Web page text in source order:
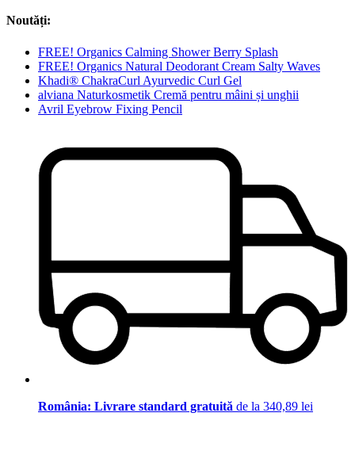
Noutăți:
FREE! Organics Calming Shower Berry Splash
FREE! Organics Natural Deodorant Cream Salty Waves
Khadi® ChakraCurl Ayurvedic Curl Gel
alviana Naturkosmetik Cremă pentru mâini și unghii
Avril Eyebrow Fixing Pencil
România: Livrare standard gratuită de la 340,89 lei